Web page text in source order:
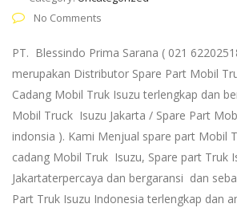
No Comments
PT. Blessindo Prima Sarana ( 021
merupakan Distributor Spare Part Mobil
Cadang Mobil Truk Isuzu terlengkap dan
Mobil Truck Isuzu Jakarta / Spare Part
indonsia ). Kami Menjual spare part Mobil
cadang Mobil Truk Isuzu, Spare part Truk
Jakartaterpercaya dan bergaransi dan
Part Truk Isuzu Indonesia terlengkap dan